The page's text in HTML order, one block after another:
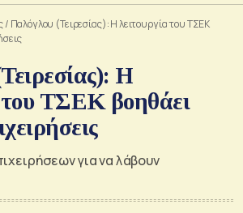
/ Παλόγλου (Τειρεσίας): Η λειτουργία του ΤΣΕΚ
Η
του ΤΣΕΚ βοηθάει
για να λάβουν